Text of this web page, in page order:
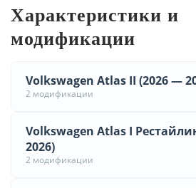
Характеристики и
модификации
Volkswagen Atlas II (2026 —
2 модификации
Volkswagen Atlas I
2026)
2 модификации